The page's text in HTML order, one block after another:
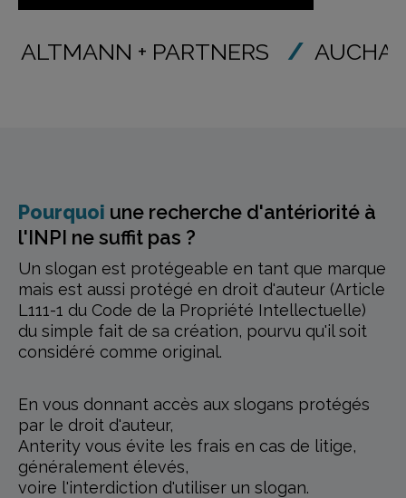
+ PARTNERS AUCHAN
Pourquoi une recherche d'antériorité à
l'INPI ne suffit pas ?
Un slogan est protégeable en tant que marque
mais est aussi protégé en droit d'auteur (Article
L111-1 du Code de la Propriété Intellectuelle)
du simple fait de sa création, pourvu qu'il soit
considéré comme original.
En vous donnant accès aux slogans protégés
par le droit d'auteur,
Anterity vous évite les frais en cas de litige,
généralement élevés,
voire l'interdiction d'utiliser un slogan.